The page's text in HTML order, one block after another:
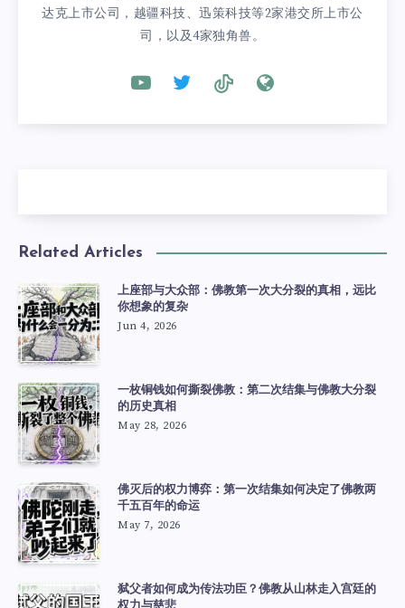
达克上市公司，越疆科技、迅策科技等2家港交所上市公
司，以及4家独角兽。
Related Articles
上座部与大众部：佛教第一次大分裂的真相，远比
你想象的复杂
Jun 4, 2026
一枚铜钱如何撕裂佛教：第二次结集与佛教大分裂
的历史真相
May 28, 2026
佛灭后的权力博弈：第一次结集如何决定了佛教两
千五百年的命运
May 7, 2026
弑父者如何成为传法功臣？佛教从山林走入宫廷的
权力与慈悲